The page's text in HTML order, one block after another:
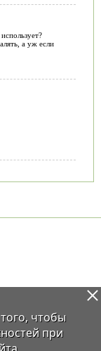
а уж если
чтобы
при